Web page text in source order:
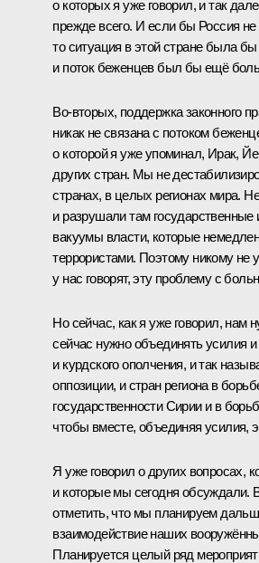
о которых я уже говорил, и так
прежде всего. И если бы Россия
то ситуация в этой стране была
и поток беженцев был бы ещё
Во‑вторых, поддержка законного
никак не связана с потоком
о которой я уже упоминал, Ирак,
других стран. Мы не
странах, в целых регионах мира.
и разрушали там государственные
вакуумы власти, которые
террористами. Поэтому никому не
у нас говорят, эту проблему с
Но сейчас, как я уже говорил, нам
сейчас нужно объединять усилия и
и курдского ополчения, и так
оппозиции, и стран региона в
государственности Сирии и в
чтобы вместе, объединяя усилия,
Я уже говорил о других вопросах,
и которые мы сегодня обсуждали.
отметить, что мы планируем
взаимодействие наших
Планируется целый ряд